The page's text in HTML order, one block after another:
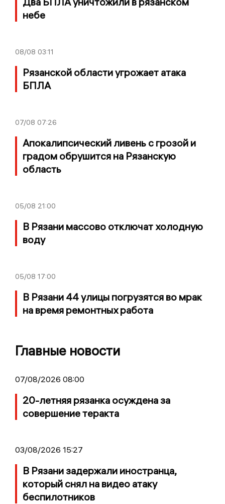
небе
08/08 03:11
Рязанской области угрожает атака
БПЛА
07/08 07:26
Апокалипсический ливень с грозой и
градом обрушится на Рязанскую
область
05/08 21:00
В Рязани массово отключат холодную
воду
05/08 17:00
В Рязани 44 улицы погрузятся во мрак
на время ремонтных работа
Главные новости
07/08/2026 08:00
20-летняя рязанка осуждена за
совершение теракта
03/08/2026 15:27
В Рязани задержали иностранца,
который снял на видео атаку
беспилотников